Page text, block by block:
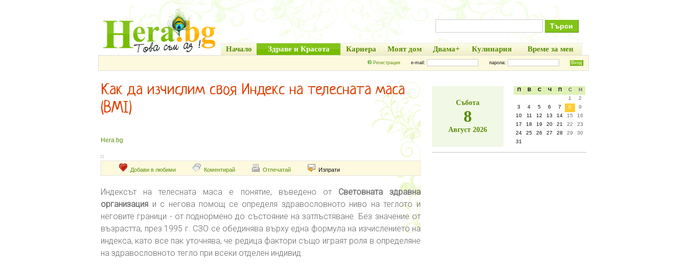
Начало Здраве и Красота Кариера Моят дом Двама+ Кулинария Време за мен
Регистрация e-mail: парола:
Как да изчислим своя Индекс на телесната маса
(BMI)
Hera.bg
Добави в любими Коментирай Отпечатай Изпрати
Индексът на телесната маса е понятие, въведено от Световната здравна
организация и с негова помощ се определя здравословното ниво на теглото и
неговите граници - от поднормено до състояние на затлъстяване. Без значение от
възрастта, през 1995 г. СЗО се обединява върху една формула на изчислението на
индекса, като все пак уточнява, че редица фактори също играят роля в определяне
на здравословното тегло при всеки отделен индивид.
Събота
8
Август 2026
П В С Ч П С
Н
1
2
3
4 5 6 7 8
9
10
11 12 13 14 15
16
17
18 19 20 21 22
23
24
25 26 27 28 29
30
31